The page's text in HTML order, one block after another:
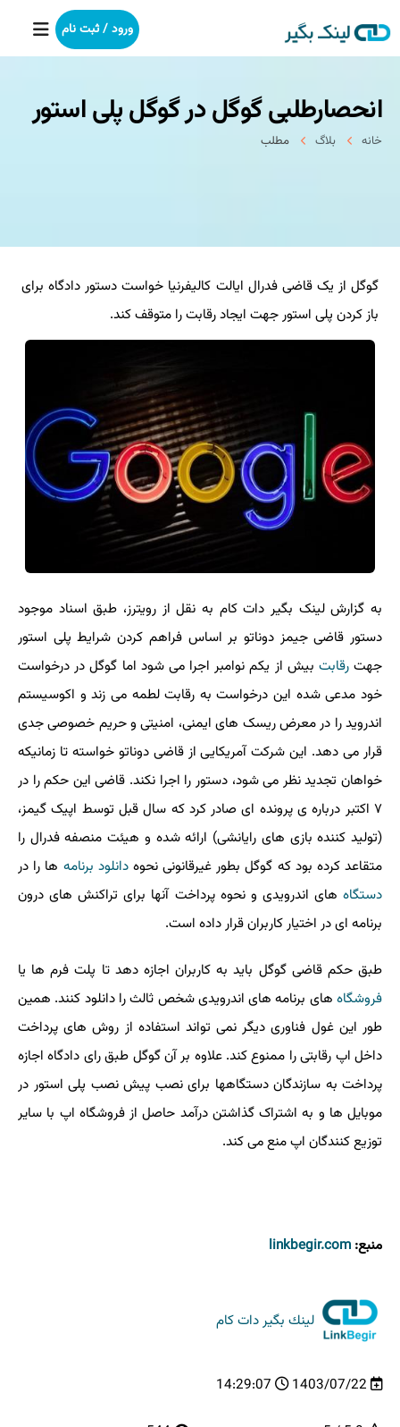
خانه
بکلینک
خدمات ما
درباره ما
آموزش
ورود / ثبت نام
انحصارطلبی گوگل در گوگل پلی استور
خانه بلاگ مطلب
گوگل از یک قاضی فدرال ایالت کالیفرنیا خواست دستور دادگاه برای
باز کردن پلی استور جهت ایجاد رقابت را متوقف کند.
به گزارش لینک بگیر دات کام به نقل از رویترز، طبق اسناد موجود
دستور قاضی جیمز دوناتو بر اساس فراهم کردن شرایط پلی استور
جهترقابت بیش از یکم نوامبر اجرا می شود اما گوگل در درخواست
خود مدعی شده این درخواست به رقابت لطمه می زند و اکوسیستم
اندروید را در معرض ریسک های ایمنی، امنیتی و حریم خصوصی جدی
قرار می دهد. این شرکت آمریکایی از قاضی دوناتو خواسته تا زمانیکه
خواهان تجدید نظر می شود، دستور را اجرا نکند. قاضی این حکم را در
۷ اکتبر درباره ی پرونده ای صادر کرد که سال قبل توسط اپیک گیمز،
(تولید کننده بازی های رایانشی) ارائه شده و هیئت منصفه فدرال را
متقاعد کرده بود که گوگل بطور غیرقانونی نحوهدانلود برنامه ها را در
دستگاه های اندرویدی و نحوه پرداخت آنها برای تراکنش های درون
برنامه ای در اختیار کاربران قرار داده است.
طبق حکم قاضی گوگل باید به کاربران اجازه دهد تا پلت فرم ها یا
فروشگاه های برنامه های اندرویدی شخص ثالث را دانلود کنند. همین
طور این غول فناوری دیگر نمی تواند استفاده از روش های پرداخت
داخل اپ رقابتی را ممنوع کند. علاوه بر آن گوگل طبق رای دادگاه اجازه
پرداخت به سازندگان دستگاهها برای نصب پیش نصب پلی استور در
موبایل ها و به اشتراک گذاشتن درآمد حاصل از فروشگاه اپ با سایر
توزیع کنندگان اپ منع می کند.
منبع: linkbegir.com
لینك بگیر دات كام
1403/07/22
14:29:07